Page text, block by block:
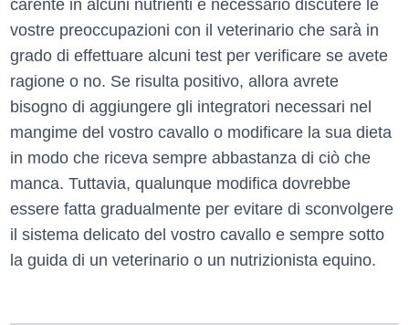
carente in alcuni nutrienti è necessario discutere le
vostre preoccupazioni con il veterinario che sarà in
grado di effettuare alcuni test per verificare se avete
ragione o no. Se risulta positivo, allora avrete
bisogno di aggiungere gli integratori necessari nel
mangime del vostro cavallo o modificare la sua dieta
in modo che riceva sempre abbastanza di ciò che
manca. Tuttavia, qualunque modifica dovrebbe
essere fatta gradualmente per evitare di sconvolgere
il sistema delicato del vostro cavallo e sempre sotto
la guida di un veterinario o un nutrizionista equino.